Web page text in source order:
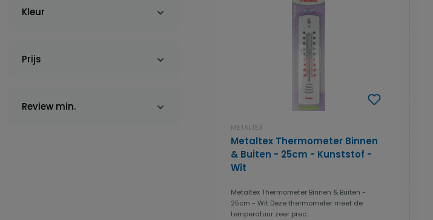
Kleur
Prijs
Review min.
METALTEX
Metaltex Thermometer Binnen
& Buiten - 25cm - Kunststof -
Wit
Metaltex Thermometer Binnen & Buiten -
25cm - Wit Deze thermometer meet de
temperatuur zeer prec...